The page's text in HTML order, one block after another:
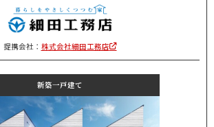
提携会社： 株式会社細田工務店
新築一戸建て